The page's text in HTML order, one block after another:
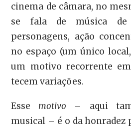
cinema de câmara, no
se fala de música de
personagens, ação
no espaço (um único
um motivo recorrente
tecem variações.
Esse motivo – aqui
musical – é o da honradez